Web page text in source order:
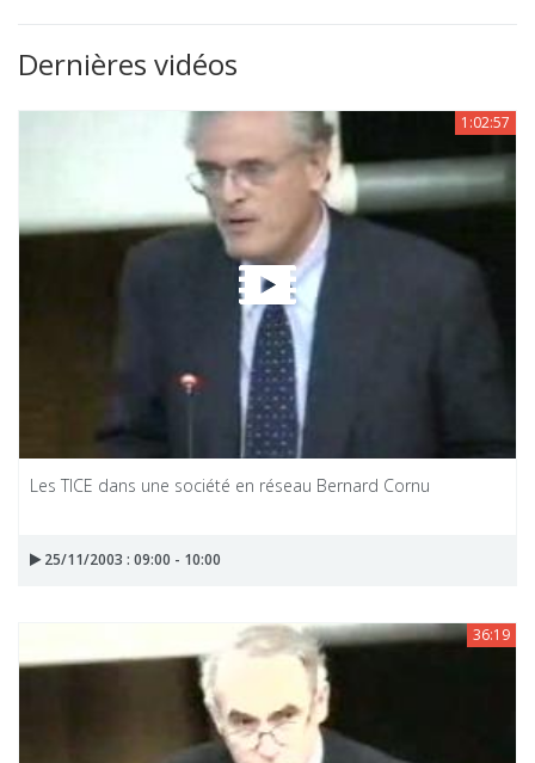
Dernières vidéos
1:02:57
Les TICE dans une société en réseau Bernard Cornu
25/11/2003 : 09:00 - 10:00
36:19